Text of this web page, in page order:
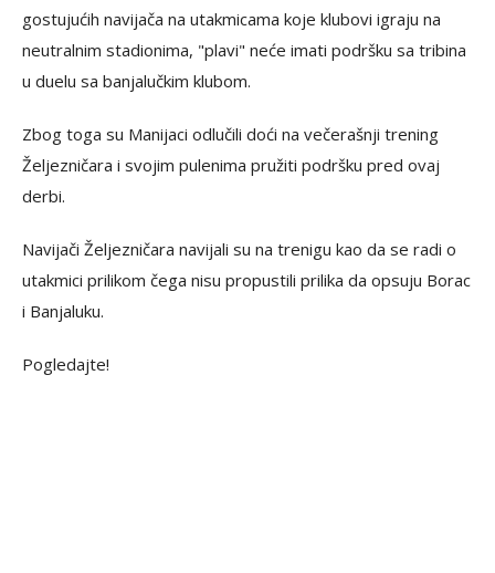
gostujućih navijača na utakmicama koje klubovi igraju na
neutralnim stadionima, "plavi" neće imati podršku sa tribina
u duelu sa banjalučkim klubom.
Zbog toga su Manijaci odlučili doći na večerašnji trening
Željezničara i svojim pulenima pružiti podršku pred ovaj
derbi.
Navijači Željezničara navijali su na trenigu kao da se radi o
utakmici prilikom čega nisu propustili prilika da opsuju Borac
i Banjaluku.
Pogledajte!